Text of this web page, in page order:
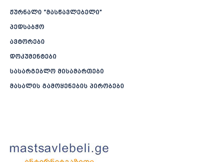
ჟურნალი ”მასწავლებელი”
პედსაბჭო
ავტორები
დოკუმენტები
სასარგებლო მისამართები
მასალის გამოყენების პირობები